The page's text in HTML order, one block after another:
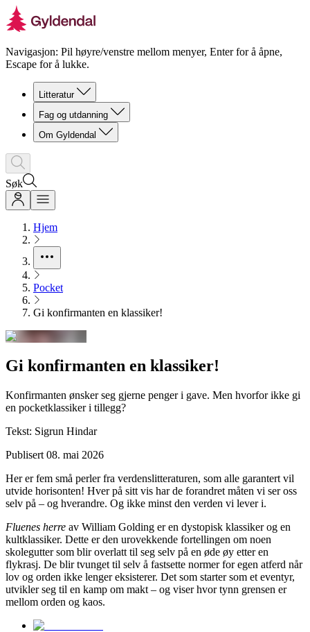
Navigasjon: Pil høyre/venstre mellom menyer, Enter for å åpne,
Escape for å lukke.
Litteratur
Fag og utdanning
Om Gyldendal
Søk
Hjem
Pocket
Gi konfirmanten en klassiker!
Gi konfirmanten en klassiker!
Konfirmanten ønsker seg gjerne penger i gave. Men hvorfor ikke gi
en pocketklassiker i tillegg?
Tekst: Sigrun Hindar
Publisert 08. mai 2026
Her er fem små perler fra verdenslitteraturen, som alle garantert vil
utvide horisonten! Hver på sitt vis har de forandret måten vi ser oss
selv på – og hverandre. Og ikke minst den verden vi lever i.
Fluenes herre av William Golding er en dystopisk klassiker og en
kultklassiker. Dette er den urovekkende fortellingen om noen
skolegutter som blir overlatt til seg selv på en øde øy etter en
flykrasj. De blir tvunget til selv å fastsette normer for egen atferd når
lov og orden ikke lenger eksisterer. Det som starter som et eventyr,
utvikler seg til en kamp om makt – og viser hvor tynn grensen er
mellom orden og kaos.